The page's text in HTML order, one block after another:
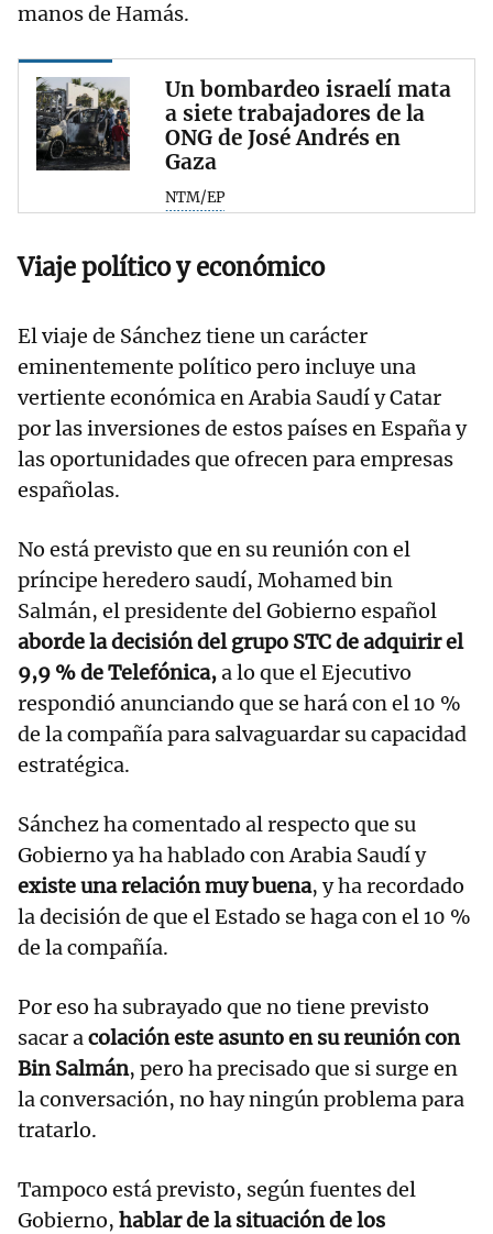
manos de Hamás.
Un bombardeo israelí mata
a siete trabajadores de la
ONG de José Andrés en
Gaza
NTM/EP
Viaje político y económico
El viaje de Sánchez tiene un carácter
eminentemente político pero incluye una
vertiente económica en Arabia Saudí y Catar
por las inversiones de estos países en España y
las oportunidades que ofrecen para empresas
españolas.
No está previsto que en su reunión con el
príncipe heredero saudí, Mohamed bin
Salmán, el presidente del Gobierno español
aborde la decisión del grupo STC de adquirir el
9,9 % de Telefónica,a lo que el Ejecutivo
respondió anunciando que se hará con el 10 %
de la compañía para salvaguardar su capacidad
estratégica.
Sánchez ha comentado al respecto que su
Gobierno ya ha hablado con Arabia Saudí y
existe una relación muy buena, y ha recordado
la decisión de que el Estado se haga con el 10 %
de la compañía.
Por eso ha subrayado que no tiene previsto
sacar acolación este asunto en su reunión con
Bin Salmán, pero ha precisado que si surge en
la conversación, no hay ningún problema para
tratarlo.
Tampoco está previsto, según fuentes del
Gobierno, hablar de la situación de los